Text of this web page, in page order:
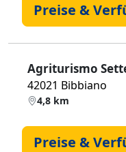
Preise &
Agriturismo
42021 Bibbiano
4,8 km
Preise &